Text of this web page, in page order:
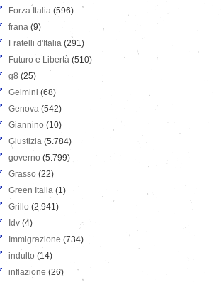
Forza Italia (596)
frana (9)
Fratelli d'Italia (291)
Futuro e Libertà (510)
g8 (25)
Gelmini (68)
Genova (542)
Giannino (10)
Giustizia (5.784)
governo (5.799)
Grasso (22)
Green Italia (1)
Grillo (2.941)
Idv (4)
Immigrazione (734)
indulto (14)
inflazione (26)